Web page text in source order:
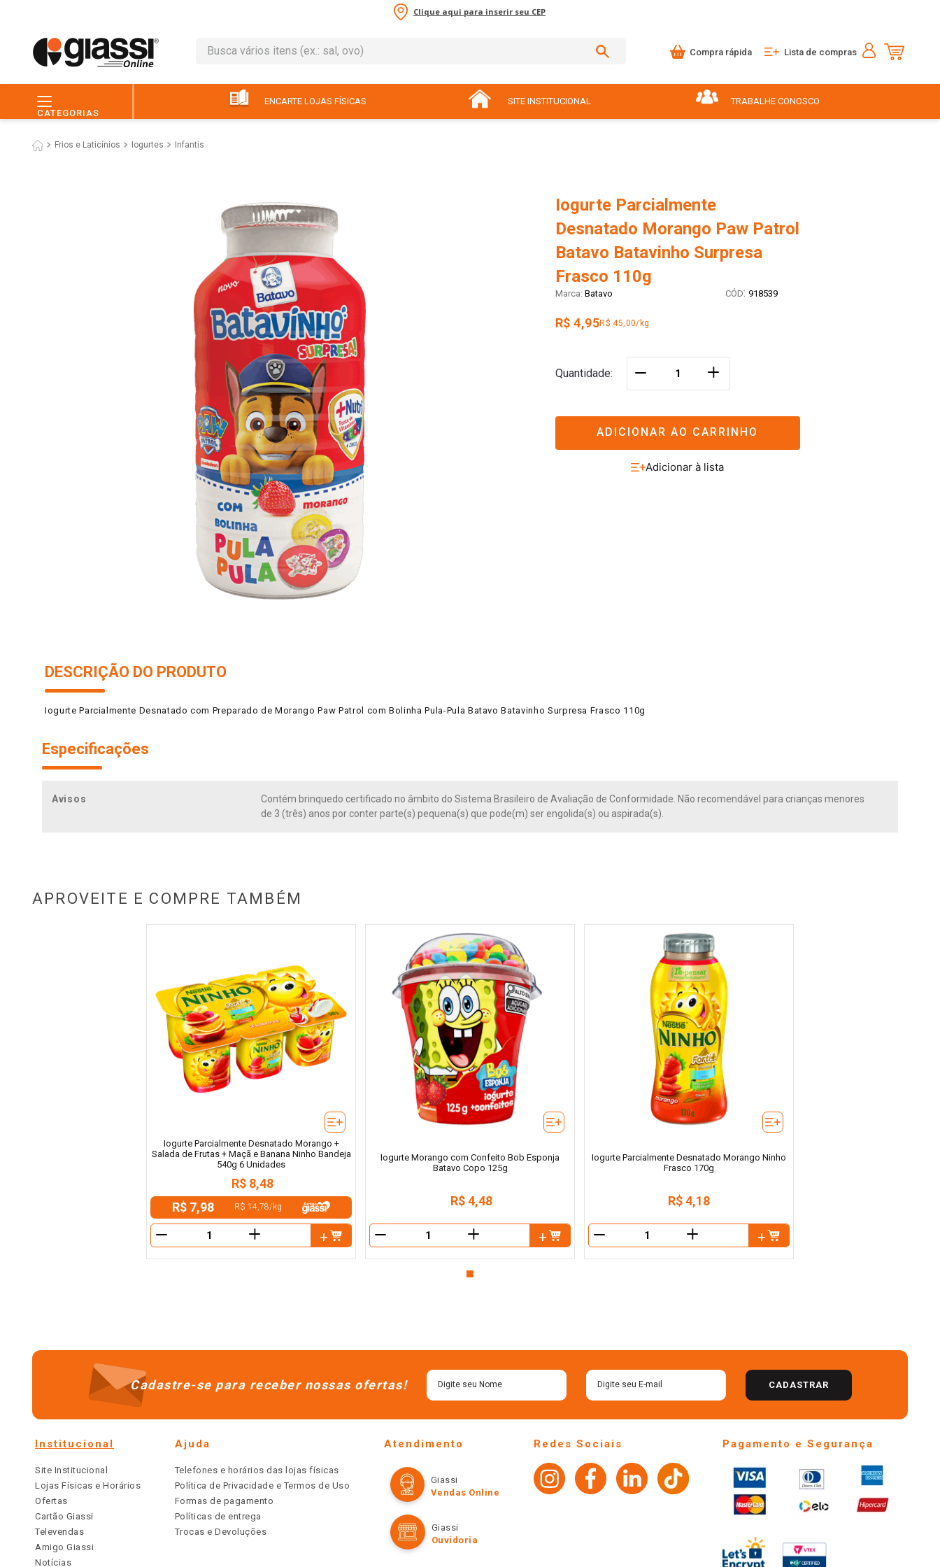
Clique aqui para inserir seu CEP
Busca vários itens (ex.: sal, ovo)
Compra rápida Lista de compras
CATEGORIAS
ENCARTE LOJAS FÍSICAS SITE INSTITUCIONAL TRABALHE CONOSCO
Frios e Laticínios Iogurtes Infantis
Iogurte Parcialmente
Desnatado Morango Paw Patrol
Batavo Batavinho Surpresa
Frasco 110g
Batavo : 918539
R$ 4,95R$ 45,00/kg
Quantidade ＋
ADICIONAR AO CARRINHO
DESCRIÇÃO DO PRODUTO
Iogurte Parcialmente Desnatado com Preparado de Morango Paw Patrol com Bolinha Pula-Pula Batavo Batavinho Surpresa Frasco 110g
Especificações
Avisos
Contém brinquedo certificado no âmbito do Sistema Brasileiro de Avaliação de Conformidade. Não recomendável para crianças menores
de 3 (três) anos por conter parte(s) pequena(s) que pode(m) ser engolida(s) ou aspirada(s).
APROVEITE E COMPRE TAMBÉM
Iogurte Parcialmente Desnatado Morango +
Salada de Frutas + Maçã e Banana Ninho Bandeja
540g 6 Unidades
R$ 8,48
R$ 7,98
R$ 14,78/kg
＋
Iogurte Morango com Confeito Bob Esponja
Batavo Copo 125g
R$4,48
＋
Iogurte Parcialmente Desnatado Morango Ninho
Frasco 170g
R$4,18
＋
Cadastre-se para receber nossas ofertas! CADASTRAR
Institucional
Site Institucional
Lojas Físicas e Horários
Ofertas
Cartão Giassi
Televendas
Amigo Giassi
Notícias
Ajuda
Telefones e horários das lojas físicas
Política de Privacidade e Termos de Uso
Formas de pagamento
Políticas de entrega
Trocas e Devoluções
Atendimento
Giassi
Vendas Online
Giassi
Ouvidoria
Redes Sociais Pagamento e Segurança
leite
pão
8º iogurte
º
10º arroz